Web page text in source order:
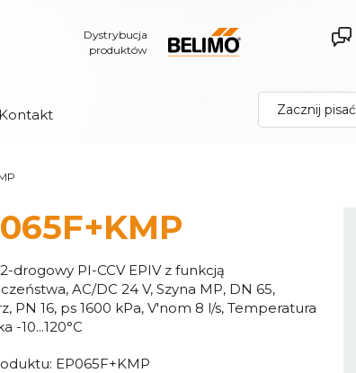
Dystrybucja
produktów
Kontakt
drogowy PI-CCV EPIV z funkcją
AC/DC 24 V, Szyna MP, DN 65,
PN 16, ps 1600 kPa, V'nom 8 l/s, Temperatura
-10...120°C
EP065F+KMP